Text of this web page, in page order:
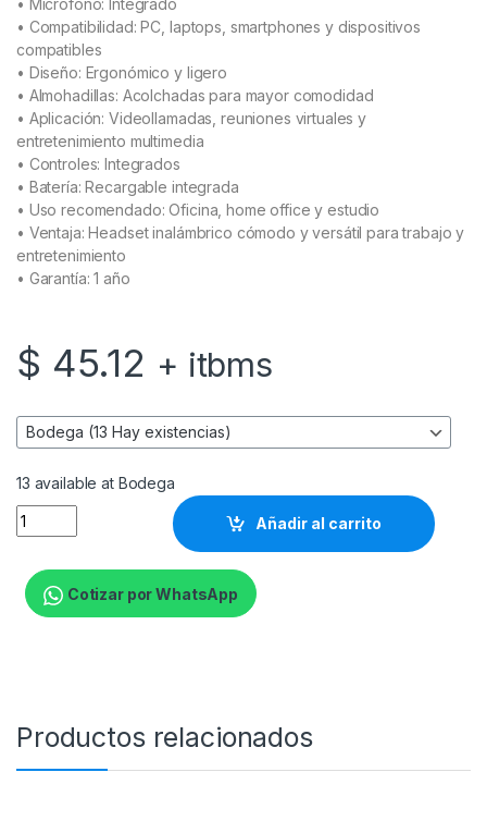
• Compatibilidad: PC, laptops, smartphones y dispositivos
compatibles
• Diseño: Ergonómico y ligero
• Almohadillas: Acolchadas para mayor comodidad
• Aplicación: Videollamadas, reuniones virtuales y
entretenimiento multimedia
• Controles: Integrados
• Batería: Recargable integrada
• Uso recomendado: Oficina, home office y estudio
• Ventaja: Headset inalámbrico cómodo y versátil para trabajo y
entretenimiento
• Garantía: 1 año
$ 45.12 + itbms
13 available at Bodega
Klip Xtreme - Headset - Para Conference / Para Home audio
Añadir al carrito
Cotizar por WhatsApp
Productos relacionados